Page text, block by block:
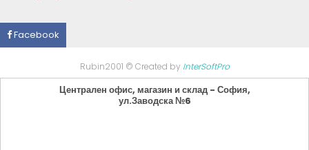
Facebook
Rubin2001 © Created by InterSoftPro
Централен офис, магазин и склад - София,
ул.Заводска №6